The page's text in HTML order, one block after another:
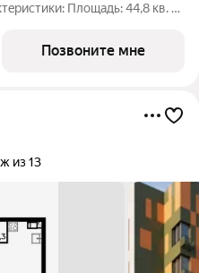
44,8 кв. м
Позвоните мне
из 13